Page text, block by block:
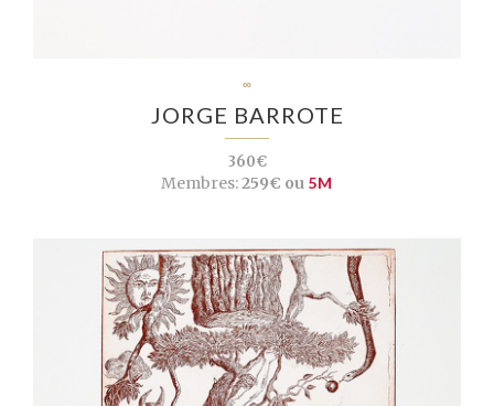
∞
JORGE BARROTE
360€
Membres:259€ ou 5M